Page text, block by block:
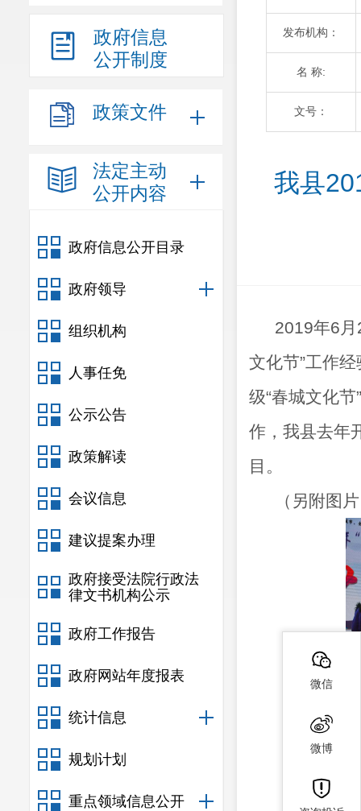
政府信息
公开制度
政策文件
法定主动
公开内容
政府信息公开目录
政府领导
组织机构
人事任免
公示公告
政策解读
会议信息
建议提案办理
政府接受法院行政法
律文书机构公示
政府工作报告
政府网站年度报表
统计信息
规划计划
重点领域信息公开
发布机构：
名 称:
文号：
我县
2019年6
文化节”工作
级“春城文化
作，我县去年
目。
（另附图
微信
微博